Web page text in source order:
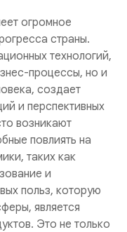
огромное
страны.
технологий,
процессы, но и
создает
и перспективных
возникают
повлиять на
таких как
и
польз, которую
является
Это не только